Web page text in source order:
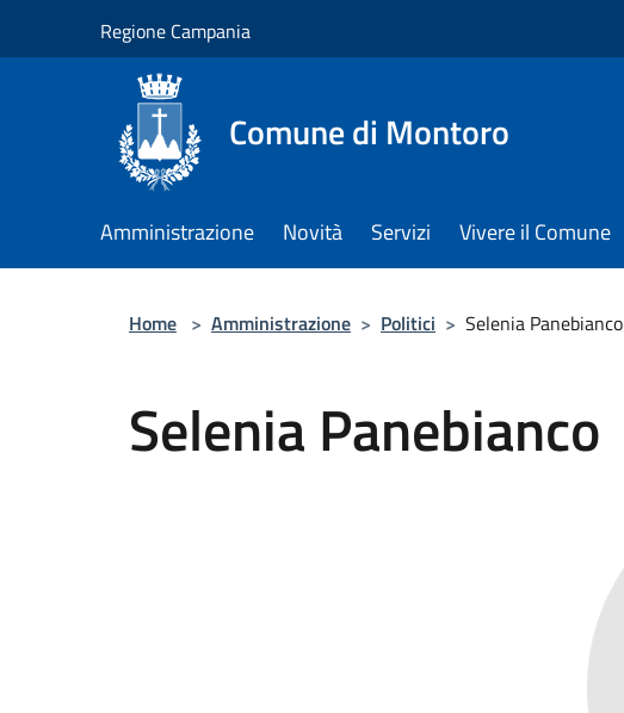
Regione Campania
Comune di Montoro
Amministrazione Novità Servizi Vivere il Comune
Home > Amministrazione > Politici > Selenia Panebianco
Selenia Panebianco